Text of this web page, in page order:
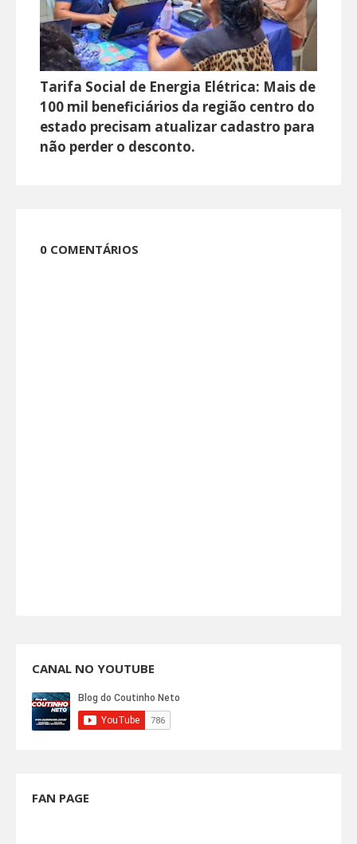
Tarifa Social de Energia Elétrica: Mais de
100 mil beneficiários da região centro do
estado precisam atualizar cadastro para
não perder o desconto.
0 COMENTÁRIOS
CANAL NO YOUTUBE
FAN PAGE